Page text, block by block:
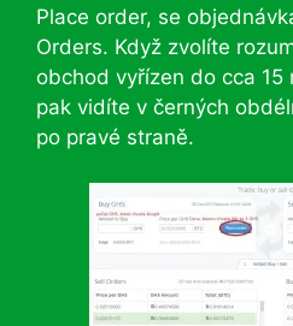
Place order, se
Orders. Když zvolíte
obchod vyřízen do cca 15
pak vidíte v černých
po pravé straně.